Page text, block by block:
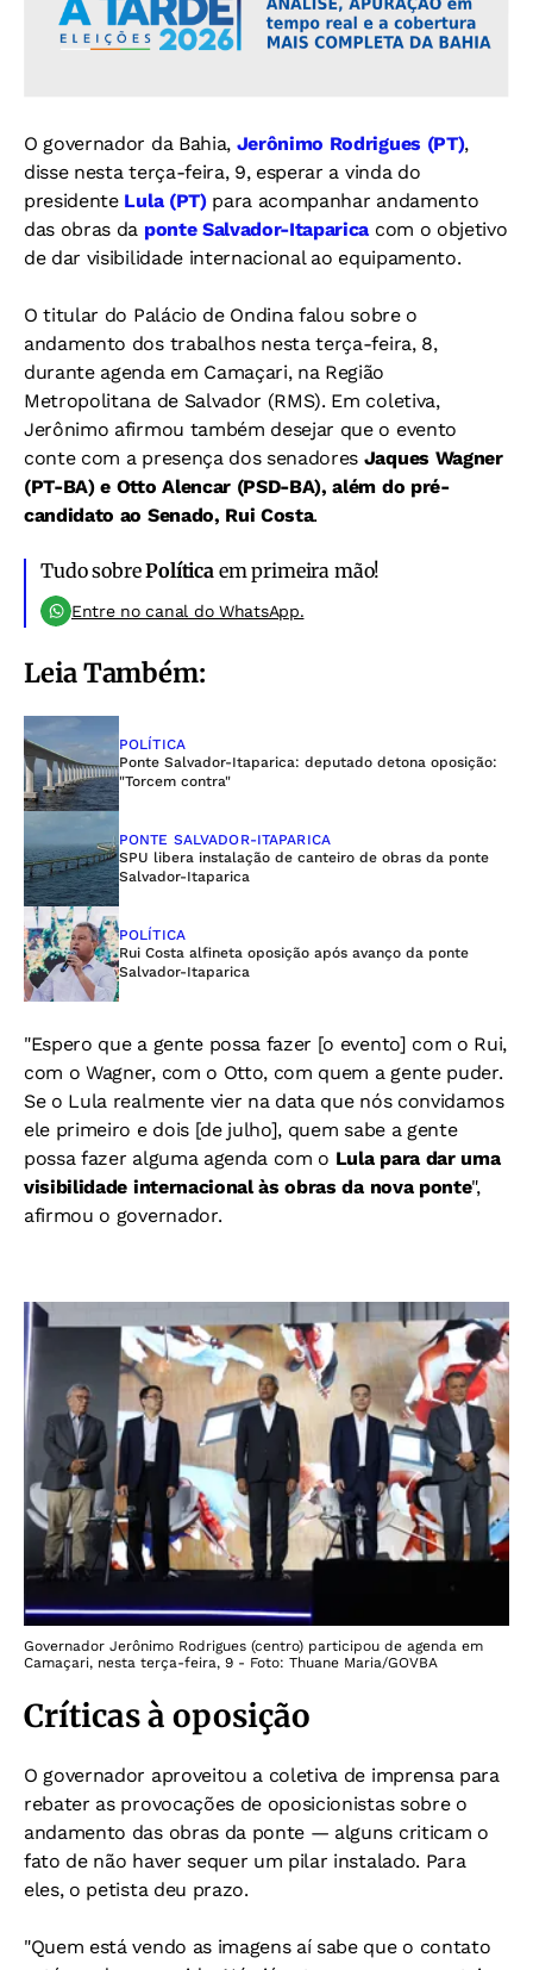
O governador da Bahia, Jerônimo Rodrigues (PT),
disse nesta terça-feira, 9, esperar a vinda do
presidente Lula (PT)para acompanhar andamento
das obras da ponte Salvador-Itaparica com o objetivo
de dar visibilidade internacional ao equipamento.
O titular do Palácio de Ondina falou sobre o
andamento dos trabalhos nesta terça-feira, 8,
durante agenda em Camaçari, na Região
Metropolitana de Salvador (RMS). Em coletiva,
Jerônimo afirmou também desejar que o evento
conte com a presença dos senadores Jaques Wagner
(PT-BA) e Otto Alencar (PSD-BA), além do pré-
candidato ao Senado, Rui Costa.
Tudo sobrePolítica em primeira mão!
Entre no canal do WhatsApp.
Leia Também:
POLÍTICA
Ponte Salvador-Itaparica: deputado detona oposição:
"Torcem contra"
PONTE SALVADOR-ITAPARICA
SPU libera instalação de canteiro de obras da ponte
Salvador-Itaparica
POLÍTICA
Rui Costa alfineta oposição após avanço da ponte
Salvador-Itaparica
"Espero que a gente possa fazer [o evento] com o Rui,
com o Wagner, com o Otto, com quem a gente puder.
Se o Lula realmente vier na data que nós convidamos
ele primeiro e dois [de julho], quem sabe a gente
possa fazer alguma agenda com o Lula para dar uma
visibilidade internacional às obras da nova ponte",
afirmou o governador.
Governador Jerônimo Rodrigues (centro) participou de agenda em
Camaçari, nesta terça-feira, 9 - Foto: Thuane Maria/GOVBA
Críticas à oposição
O governador aproveitou a coletiva de imprensa para
rebater as provocações de oposicionistas sobre o
andamento das obras da ponte — alguns criticam o
fato de não haver sequer um pilar instalado. Para
eles, o petista deu prazo.
"Quem está vendo as imagens aí sabe que o contato